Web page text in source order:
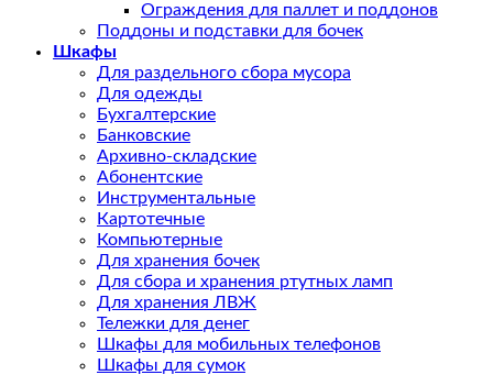
Ограждения для паллет и поддонов
Поддоны и подставки для бочек
Шкафы
Для раздельного сбора мусора
Для одежды
Бухгалтерские
Банковские
Архивно-складские
Абонентские
Инструментальные
Картотечные
Компьютерные
Для хранения бочек
Для сбора и хранения ртутных ламп
Для хранения ЛВЖ
Тележки для денег
Шкафы для мобильных телефонов
Шкафы для сумок